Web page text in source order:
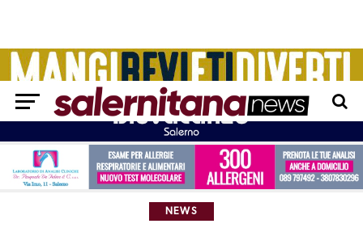
NEWS